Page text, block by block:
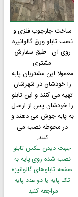
ساخت چارچوب فلزی و
نصب تابلو ورق گالوانیزه
روی آن - طبق سفارش
مشتری
معمولا این مشتریان پایه
را خودشان در شهرشان
تهیه می کنند و این تابلو
را خودشان پس از ارسال
به پایه جوش می دهند و
در محوطه نصب می
کنند.
جهت دیدن عکس تابلو
نصب شده روی پایه به
صفحه تابلوهای گالوانیزه
تک پایه یا دو عدد پایه
مراجعه کنید.